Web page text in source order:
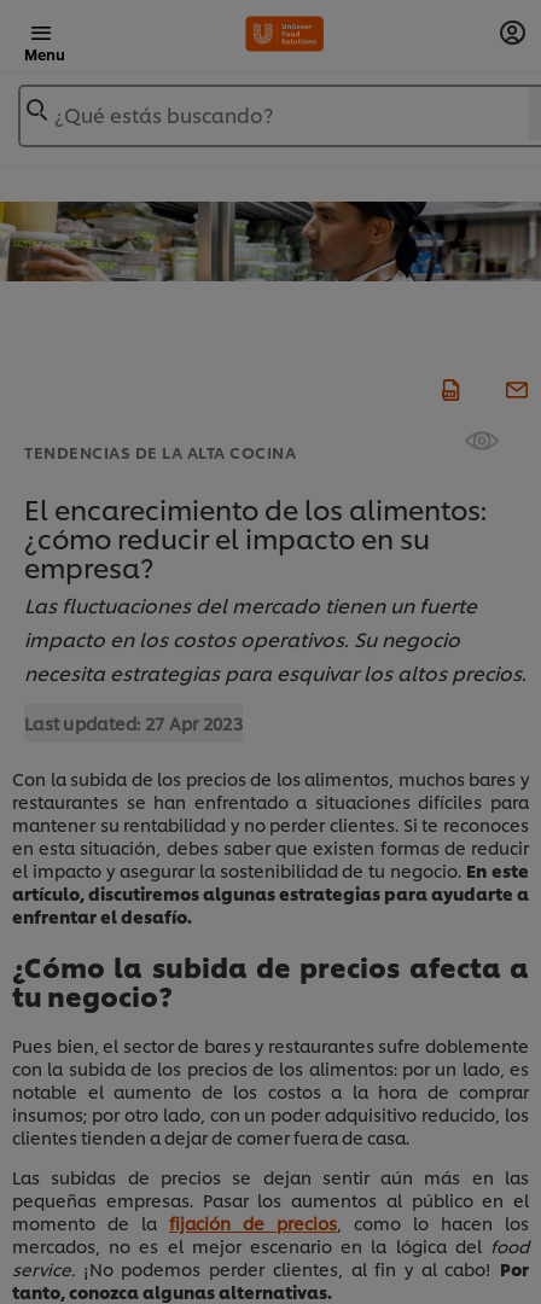
Menu
¿Qué estás buscando?
TENDENCIAS DE LA ALTA COCINA
El encarecimiento de los alimentos:
¿cómo reducir el impacto en su
empresa?
Las fluctuaciones del mercado tienen un fuerte
impacto en los costos operativos. Su negocio
necesita estrategias para esquivar los altos precios.
Last updated: 27 Apr 2023
Con la subida de los precios de los alimentos, muchos bares y
restaurantes se han enfrentado a situaciones difíciles para
mantener su rentabilidad y no perder clientes. Si te reconoces
en esta situación, debes saber que existen formas de reducir
el impacto y asegurar la sostenibilidad de tu negocio. En este
artículo, discutiremos algunas estrategias para ayudarte a
enfrentar el desafío.
¿Cómo la subida de precios afecta a
tu negocio?
Pues bien, el sector de bares y restaurantes sufre doblemente
con la subida de los precios de los alimentos: por un lado, es
notable el aumento de los costos a la hora de comprar
insumos; por otro lado, con un poder adquisitivo reducido, los
clientes tienden a dejar de comer fuera de casa.
Las subidas de precios se dejan sentir aún más en las
pequeñas empresas. Pasar los aumentos al público en el
momento de la fijación de precios , como lo hacen los
mercados, no es el mejor escenario en la lógica del food
service. ¡No podemos perder clientes, al fin y al cabo! Por
tanto, conozca algunas alternativas.